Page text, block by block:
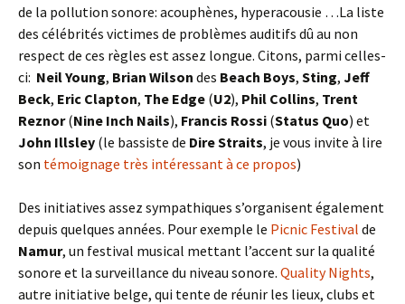
de la pollution sonore: acouphènes, hyperacousie …La liste
des célébrités victimes de problèmes auditifs dû au non
respect de ces règles est assez longue. Citons, parmi celles-
ci: Neil Young, Brian Wilson des Beach Boys, Sting, Jeff
Beck, Eric Clapton, The Edge (U2), Phil Collins, Trent
Reznor(Nine Inch Nails), Francis Rossi (Status Quo) et
John Illsley (le bassiste de Dire Straits, je vous invite à lire
son témoignage très intéressant à ce propos)
Des initiatives assez sympathiques s’organisent également
depuis quelques années. Pour exemple le Picnic Festival de
Namur, un festival musical mettant l’accent sur la qualité
sonore et la surveillance du niveau sonore. Quality Nights,
autre initiative belge, qui tente de réunir les lieux, clubs et